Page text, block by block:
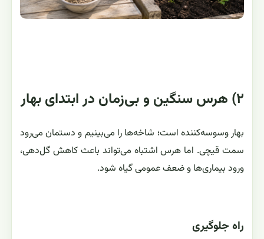
۲) هرس سنگین و بی‌زمان در ابتدای بهار
بهار وسوسه‌کننده است؛ شاخه‌ها را می‌بینیم و دستمان می‌رود
سمت قیچی. اما هرس اشتباه می‌تواند باعث کاهش گل‌دهی،
ورود بیماری‌ها و ضعف عمومی گیاه شود.
راه جلوگیری